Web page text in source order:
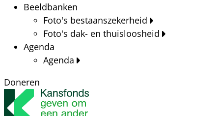
Beeldbanken
Foto's bestaanszekerheid
Foto's dak- en thuisloosheid
Agenda
Agenda
Doneren